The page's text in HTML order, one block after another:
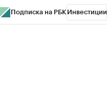
Подписка на РБК Инвестиции